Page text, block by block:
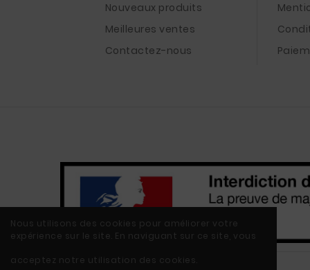
Nous utilisons des cookies pour améliorer votre
expérience sur le site. En naviguant sur ce site, vous
acceptez notre utilisation des cookies.
Nouveaux produits
Meilleures ventes
Contactez-nous